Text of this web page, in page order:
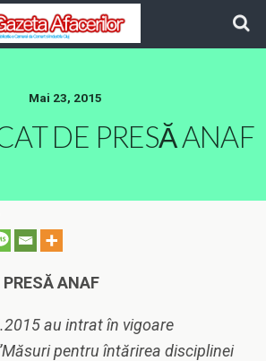
Mai 23, 2015
DE PRESĂ ANAF
Ă ANAF
au intrat în vigoare
pentru întărirea disciplinei